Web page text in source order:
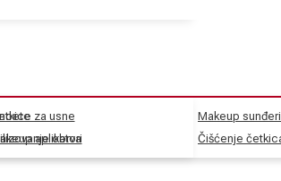
obrva
za usne
aplikatori
Makeup sunđeri
Čišćenje